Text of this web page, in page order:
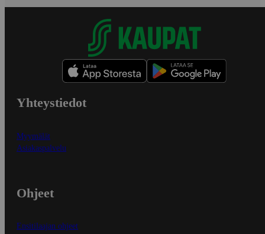
Yhteystiedot
Myymälät
Asiakaspalvelu
Ohjeet
Ensitilaajan ohjeet